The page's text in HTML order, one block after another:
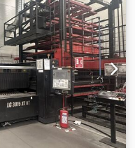
stundas. Komplektā
ierīces. Ir pieejama
objektā.